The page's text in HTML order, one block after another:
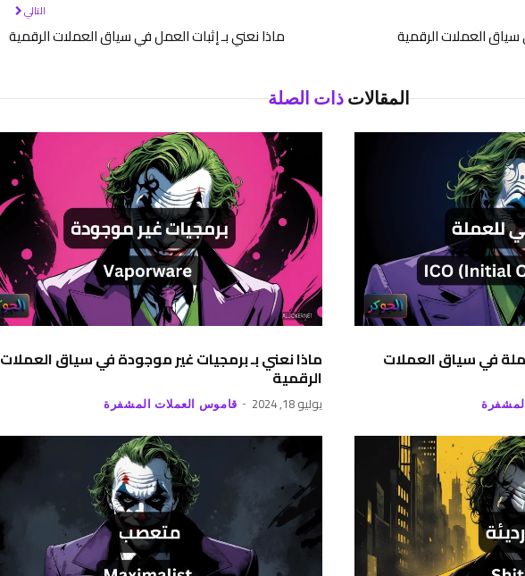
سياق العملات الرقمية
التالي
ماذا نعني بـ إثبات العمل في سياق العملات الرقمية
المقالاتذات الصلة
في سياق العملات ماذا نعني بـ برمجيات غير موجودة في سياق العملات
الرقمية
يوليو 18, 2024 قاموس العملات المشفرة